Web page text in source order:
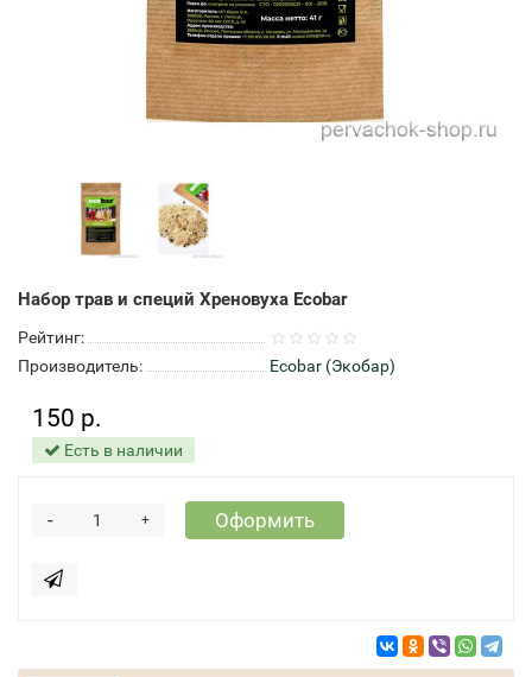
Набор трав и специй Хреновуха Ecobar
Рейтинг:
Производитель:
Ecobar (Экобар)
150 р.
Есть в наличии
+
- Оформить